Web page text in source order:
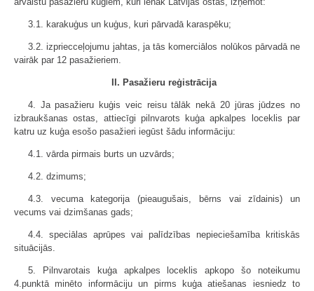
3.1. karakuģus un kuģus, kuri pārvadā karaspēku;
3.2. izpriecceļojumu jahtas, ja tās komerciālos nolūkos pārvadā ne
vairāk par 12 pasažieriem.
II. Pasažieru reģistrācija
4. Ja pasažieru kuģis veic reisu tālāk nekā 20 jūras jūdzes no
izbraukšanas ostas, attiecīgi pilnvarots kuģa apkalpes loceklis par
katru uz kuģa esošo pasažieri iegūst šādu informāciju:
4.1. vārda pirmais burts un uzvārds;
4.2. dzimums;
4.3. vecuma kategorija (pieaugušais, bērns vai zīdainis) un
vecums vai dzimšanas gads;
4.4. speciālas aprūpes vai palīdzības nepieciešamība kritiskās
situācijās.
5. Pilnvarotais kuģa apkalpes loceklis apkopo šo noteikumu
4.punktā minēto informāciju un pirms kuģa atiešanas iesniedz to